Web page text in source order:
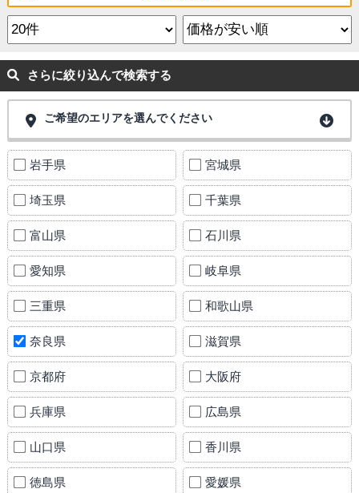
さらに絞り込んで検索する
ご希望のエリアを選んでください
岩手県 宮城県
埼玉県 千葉県
富山県 石川県
愛知県 岐阜県
三重県 和歌山県
奈良県 滋賀県
京都府 大阪府
兵庫県 広島県
山口県 香川県
徳島県 愛媛県